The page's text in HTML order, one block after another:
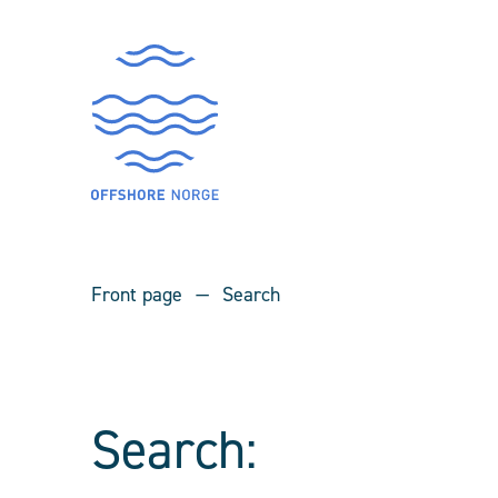
Front page Search
Search: